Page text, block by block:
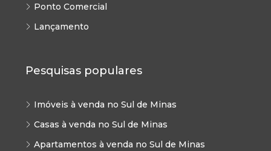
Ponto Comercial
Lançamento
Pesquisas populares
Imóveis à venda no Sul de Minas
Casas à venda no Sul de Minas
Apartamentos à venda no Sul de Minas